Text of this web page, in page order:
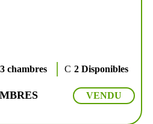
3 chambres 2 Disponibles
VENDU